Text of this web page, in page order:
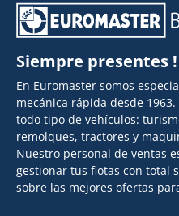
Siempre presentes !
En Euromaster somos
mecánica rápida desde
todo tipo de vehículos:
remolques, tractores y
Nuestro personal de ventas
gestionar tus flotas con total
sobre las mejores ofertas